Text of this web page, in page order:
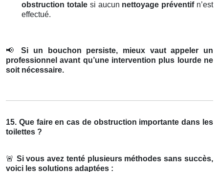
obstruction totalesi aucun nettoyage préventifn’est
effectué.
📢
Si un bouchon persiste, mieux vaut appeler un
professionnel avant qu’une intervention plus lourde ne
soit nécessaire.
15. Que faire en cas de obstruction importante dans les
toilettes ?
🚨 Si vous avez tenté plusieurs méthodes sans succès,
voici les solutions adaptées :